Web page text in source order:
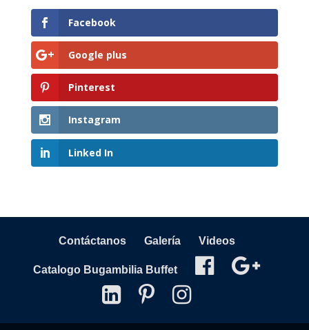
Facebook
Google plus
Pinterest
Instagram
Linked In
Contáctanos Galería Videos
Catalogo Bugambilia Buffet